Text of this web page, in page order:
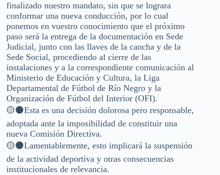
finalizado nuestro mandato, sin que se lograra
conformar una nueva conducción, por lo cual
ponemos en vuestro conocimiento que el próximo
paso será la entrega de la documentación en Sede
Judicial, junto con las llaves de la cancha y de la
Sede Social, procediendo al cierre de las
instalaciones y a la correspondiente comunicación al
Ministerio de Educación y Cultura, la Liga
Departamental de Fútbol de Río Negro y la
Organización de Fútbol del Interior (OFI).
🟡⚫️Esta es una decisión dolorosa pero responsable,
adoptada ante la imposibilidad de constituir una
nueva Comisión Directiva.
🟡⚫️Lamentablemente, esto implicará la suspensión
de la actividad deportiva y otras consecuencias
institucionales de relevancia.